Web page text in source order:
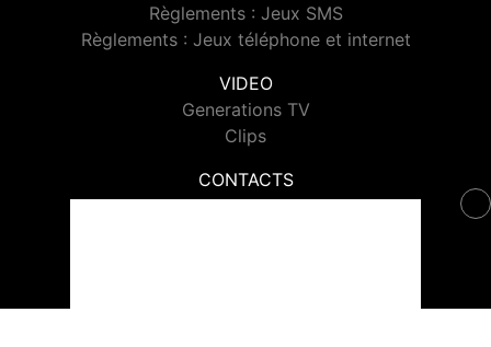
Règlements : Jeux SMS
Règlements : Jeux téléphone et internet
VIDEO
Generations TV
Clips
CONTACTS
Contacter Generations